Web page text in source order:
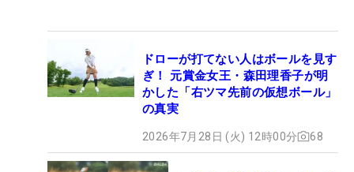
ドローが打てない人はボールを見す
ぎ！ 元賞金女王・森田理香子が明
かした「右ツマ先前の仮想ボール」
の真実
2026年7月28日 (火) 12時00分 68